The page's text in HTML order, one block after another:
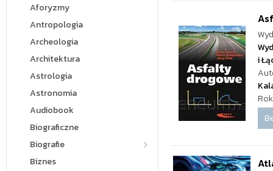
Aforyzmy
Antropologia
Archeologia
Architektura
Astrologia
Astronomia
Audiobook
Biograficzne
Biografie
Biznes
i